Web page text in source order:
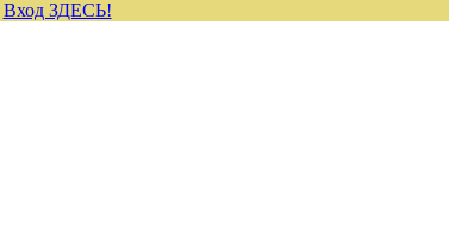
Вход ЗДЕСЬ!